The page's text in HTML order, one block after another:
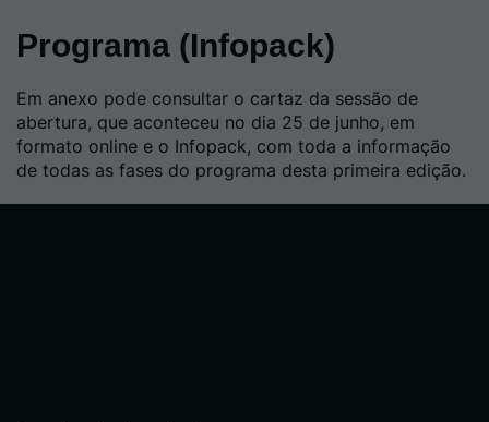
Programa (Infopack)
Em anexo pode consultar o cartaz da sessão de
abertura, que aconteceu no dia 25 de junho, em
formato online e o Infopack, com toda a informação
de todas as fases do programa desta primeira edição.